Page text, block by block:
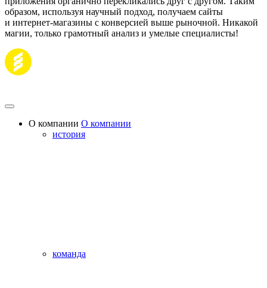
образом, используя научный подход, получаем сайты
и интернет-магазины с конверсией выше рыночной. Никакой
магии, только грамотный анализ и умелые специалисты!
О компании О компании
история
команда